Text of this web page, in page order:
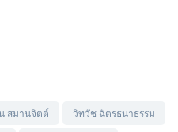
สมานจิตต์
วิทวัช ฉัตรธนาธรรม